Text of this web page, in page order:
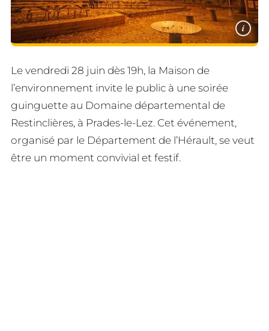
i
Le vendredi 28 juin dès 19h, la Maison de
l’environnement invite le public à une soirée
guinguette au Domaine départemental de
Restinclières, à Prades-le-Lez. Cet événement,
organisé par le Département de l’Hérault, se veut
être un moment convivial et festif.